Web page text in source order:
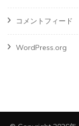
コメントフィード
WordPress.org